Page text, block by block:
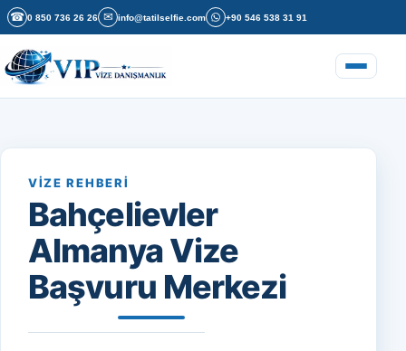
İçeriğe geç
☎ 0 850 736 26 26 ✉ info@tatilselfie.com +90 546 538 31 91
Menüyü
VIZE REHBERI
Bahçelievler
Almanya Vize
Başvuru Merkezi